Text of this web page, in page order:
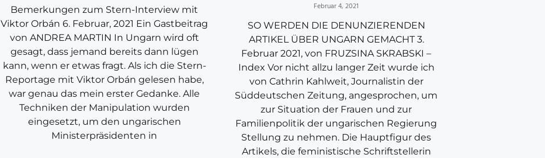
Bemerkungen zum Stern-Interview mit
Viktor Orbán 6. Februar, 2021 Ein Gastbeitrag
von ANDREA MARTIN In Ungarn wird oft
gesagt, dass jemand bereits dann lügen
kann, wenn er etwas fragt. Als ich die Stern-
Reportage mit Viktor Orbán gelesen habe,
war genau das mein erster Gedanke. Alle
Techniken der Manipulation wurden
eingesetzt, um den ungarischen
Ministerpräsidenten in
Februar 4, 2021
SO WERDEN DIE DENUNZIERENDEN
ARTIKEL ÜBER UNGARN GEMACHT 3.
Februar 2021, von FRUZSINA SKRABSKI –
Index Vor nicht allzu langer Zeit wurde ich
von Cathrin Kahlweit, Journalistin der
Süddeutschen Zeitung, angesprochen, um
zur Situation der Frauen und zur
Familienpolitik der ungarischen Regierung
Stellung zu nehmen. Die Hauptfigur des
Artikels, die feministische Schriftstellerin